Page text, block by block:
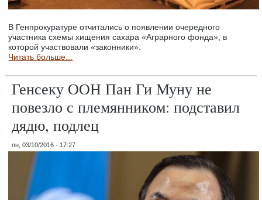
В Генпрокуратуре отчитались о появлении очередного
участника схемы хищения сахара «Аграрного фонда», в
которой участвовали «законники».
Читать больше...
Генсеку ООН Пан Ги Муну не
повезло с племянником: подставил
дядю, подлец
пн, 03/10/2016 - 17:27